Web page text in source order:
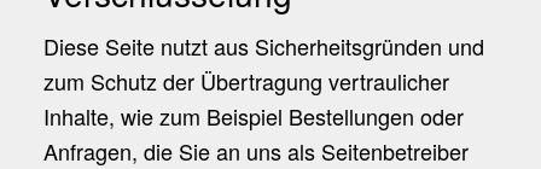
Diese Seite nutzt aus Sicherheitsgründen und
zum Schutz der Übertragung vertraulicher
Inhalte, wie zum Beispiel Bestellungen oder
Anfragen, die Sie an uns als Seitenbetreiber